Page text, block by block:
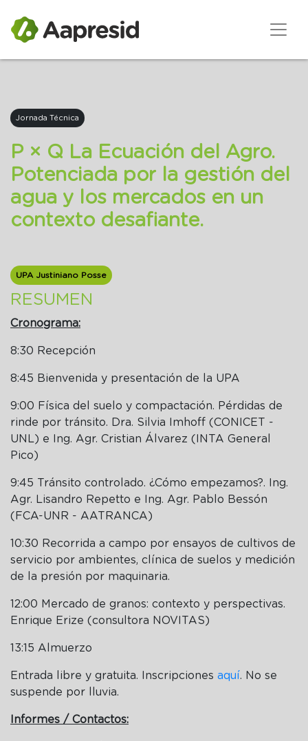
Jornada Técnica
P × Q La Ecuación del Agro.
Potenciada por la gestión del
agua y los mercados en un
contexto desafiante.
UPA Justiniano Posse
RESUMEN
Cronograma:
8:30 Recepción
8:45 Bienvenida y presentación de la UPA
9:00 Física del suelo y compactación. Pérdidas de
rinde por tránsito. Dra. Silvia Imhoff (CONICET -
UNL) e Ing. Agr. Cristian Álvarez (INTA General
Pico)
9:45 Tránsito controlado. ¿Cómo empezamos?. Ing.
Agr. Lisandro Repetto e Ing. Agr. Pablo Bessón
(FCA-UNR - AATRANCA)
10:30 Recorrida a campo por ensayos de cultivos de
servicio por ambientes, clínica de suelos y medición
de la presión por maquinaria.
12:00 Mercado de granos: contexto y perspectivas.
Enrique Erize (consultora NOVITAS)
13:15 Almuerzo
Entrada libre y gratuita. Inscripciones aquí. No se
suspende por lluvia.
Informes / Contactos: